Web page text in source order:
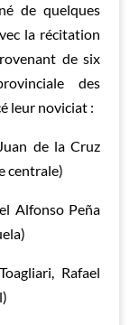
de quelques
la récitation
de six
des
leur noviciat :
de la Cruz
centrale)
Alfonso Peña
Rafael